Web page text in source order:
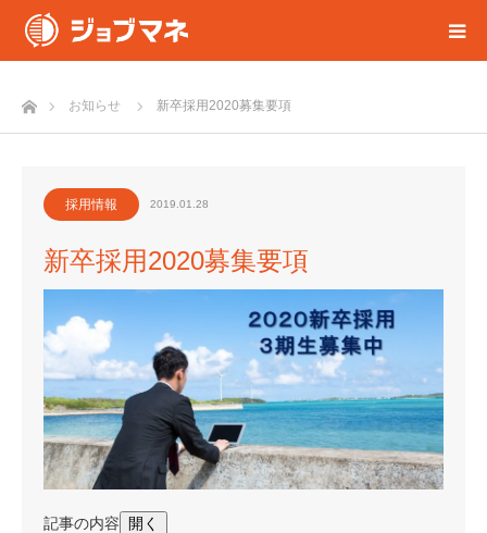
ホームお知らせ 新卒採用2020募集要項
採用情報 2019.01.28
新卒採用2020募集要項
記事の内容 開く